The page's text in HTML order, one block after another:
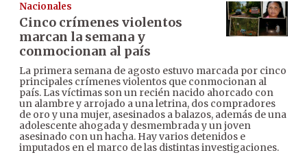
Nacionales
Cinco crímenes violentos
marcan la semana y
conmocionan al país
La primera semana de agosto estuvo marcada por cinco
principales crímenes violentos que conmocionan al
país. Las víctimas son un recién nacido ahorcado con
un alambre y arrojado a una letrina, dos compradores
de oro y una mujer, asesinados a balazos, además de una
adolescente ahogada y desmembrada y un joven
asesinado con un hacha. Hay varios detenidos e
imputados en el marco de las distintas investigaciones.